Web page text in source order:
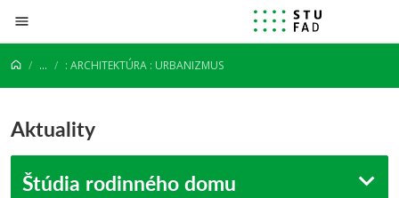
Prejsť na obsah
... : ARCHITEKTÚRA : URBANIZMUS
Aktuality
Štúdia rodinného domu